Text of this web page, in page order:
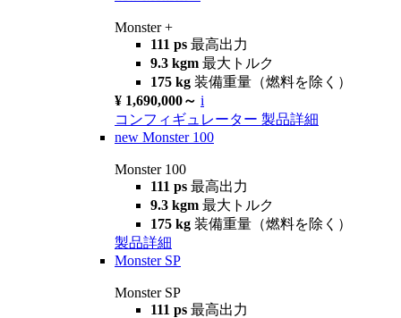
Monster +
111 ps 最高出力
9.3 kgm 最大トルク
175 kg 装備重量（燃料を除く）
¥ 1,690,000～ i
コンフィギュレーター 製品詳細
new Monster 100
Monster 100
111 ps 最高出力
9.3 kgm 最大トルク
175 kg 装備重量（燃料を除く）
製品詳細
Monster SP
Monster SP
111 ps 最高出力